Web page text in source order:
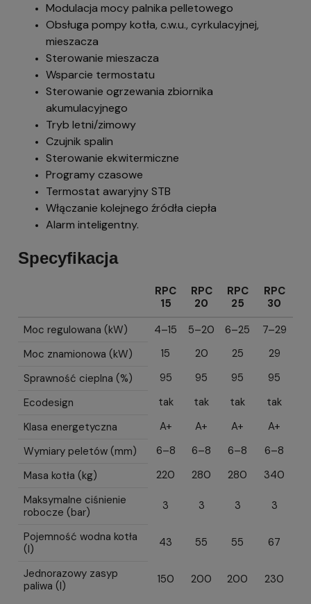
Modulacja mocy palnika pelletowego
Obsługa pompy kotła, c.w.u., cyrkulacyjnej,
mieszacza
Sterowanie mieszacza
Wsparcie termostatu
Sterowanie ogrzewania zbiornika
akumulacyjnego
Tryb letni/zimowy
Czujnik spalin
Sterowanie ekwitermiczne
Programy czasowe
Termostat awaryjny STB
Włączanie kolejnego źródła ciepła
Alarm inteligentny.
Specyfikacja
RPC
15
RPC
20
RPC
25
RPC
30
Moc regulowana (kW)
4–15 5–20 6–25
7–29
Moc znamionowa (kW)
15 20 25
29
Sprawność cieplna (%)
95 95 95
95
Ecodesign
tak tak tak
tak
Klasa energetyczna
A+ A+ A+
A+
Wymiary peletów (mm)
6–8 6–8 6–8
6–8
Masa kotła (kg)
220 280 280
340
Maksymalne ciśnienie
robocze (bar)
3 3 3 3
Pojemność wodna kotła
(l)
43 55 55 67
Jednorazowy zasyp
paliwa (l)
150 200 200 230